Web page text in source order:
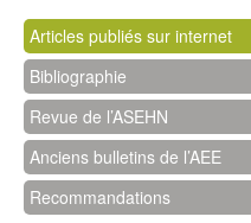
Articles publiés sur internet
Bibliographie
Revue de l’ASEHN
Anciens bulletins de l’AEE
Recommandations